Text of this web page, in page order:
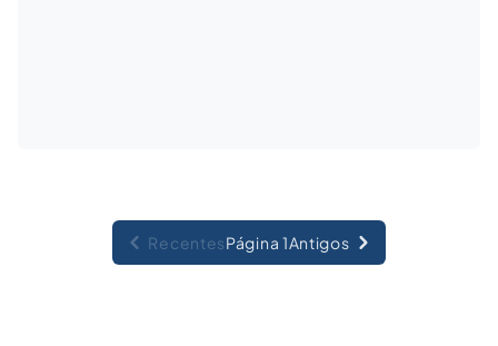
RecentesPágina 1Antigos